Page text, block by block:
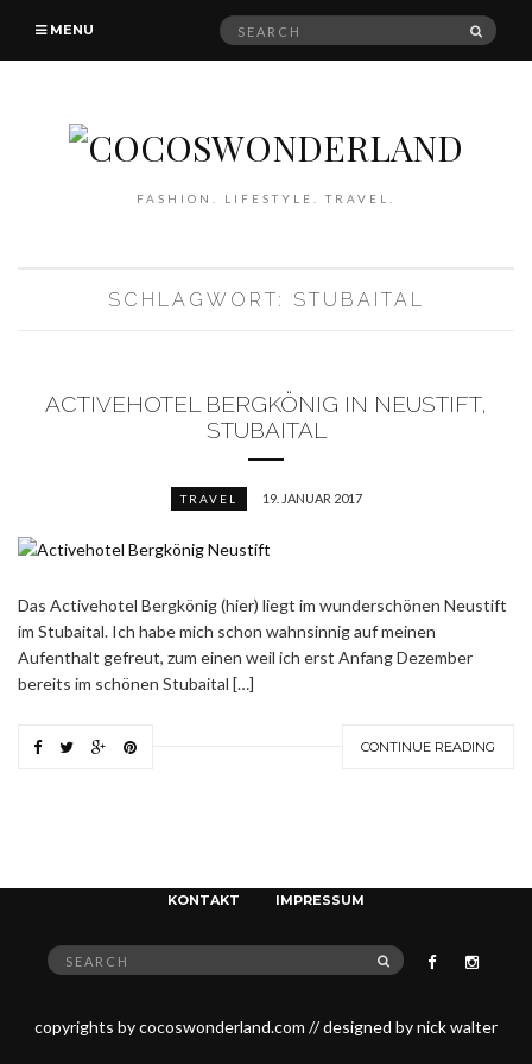
MENU
Search
FASHION. LIFESTYLE. TRAVEL.
SCHLAGWORT: STUBAITAL
ACTIVEHOTEL BERGKÖNIG IN NEUSTIFT,
STUBAITAL
TRAVEL 19. JANUAR 2017
Das Activehotel Bergkönig (hier) liegt im wunderschönen Neustift
im Stubaital. Ich habe mich schon wahnsinnig auf meinen
Aufenthalt gefreut, zum einen weil ich erst Anfang Dezember
bereits im schönen Stubaital […]
CONTINUE READING
KONTAKT IMPRESSUM
Search
for:
SEARCH
copyrights by cocoswonderland.com // designed by nick walter